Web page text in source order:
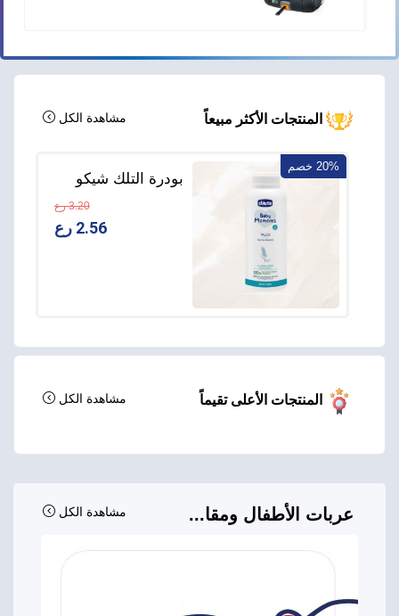
المنتجات الأكثر مبيعاً مشاهدة الكل
20% خصم
بودرة التلك شيكو
منذ الولادة – 150
3.20 رع
2.56 رع
المنتجات الأعلى تقيماً مشاهدة الكل
عربات الأطفال ومقا... مشاهدة الكل